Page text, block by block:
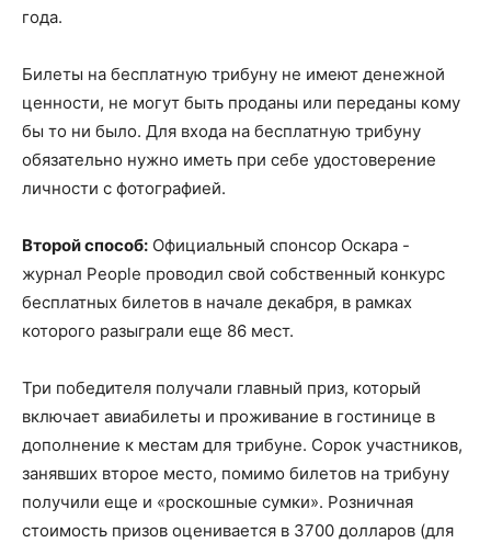
года.
Билеты на бесплатную трибуну не имеют денежной
ценности, не могут быть проданы или переданы кому
бы то ни было. Для входа на бесплатную трибуну
обязательно нужно иметь при себе удостоверение
личности с фотографией.
Второй способ: Официальный спонсор Оскара -
журнал People проводил свой собственный конкурс
бесплатных билетов в начале декабря, в рамках
которого разыграли еще 86 мест.
Три победителя получали главный приз, который
включает авиабилеты и проживание в гостинице в
дополнение к местам для трибуне. Сорок участников,
занявших второе место, помимо билетов на трибуну
получили еще и «роскошные сумки». Розничная
стоимость призов оценивается в 3700 долларов (для